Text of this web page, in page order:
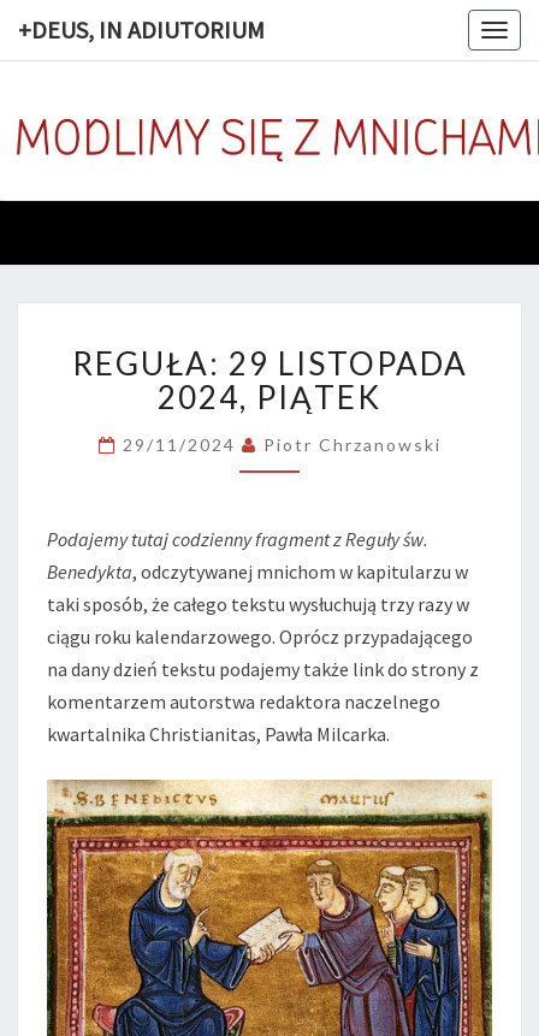
+DEUS, IN ADIUTORIUM
LISTOPADA
2024,
PIĄTEK
REGUŁA: 29 LISTOPADA
2024, PIĄTEK
29/11/2024 Piotr Chrzanowski
Podajemy tutaj codzienny fragment z Reguły św.
Benedykta, odczytywanej mnichom w kapitularzu w
taki sposób, że całego tekstu wysłuchują trzy razy w
ciągu roku kalendarzowego. Oprócz przypadającego
na dany dzień tekstu podajemy także link do strony z
komentarzem autorstwa redaktora naczelnego
kwartalnika Christianitas, Pawła Milcarka.